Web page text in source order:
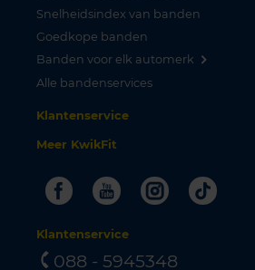
Snelheidsindex van banden
Goedkope banden
Banden voor elk automerk
Alle bandenservices
Klantenservice
Meer KwikFit
FacebookYoutubeInstagram
Tiktok
Klantenservice
088 - 5945348